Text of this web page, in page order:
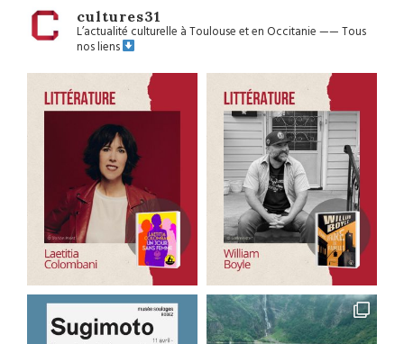
cultures31
L’actualité culturelle à Toulouse et en Occitanie——Tous
nos liens